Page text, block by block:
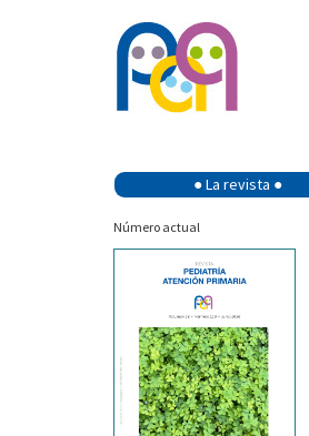
● La revista ●
Número actual